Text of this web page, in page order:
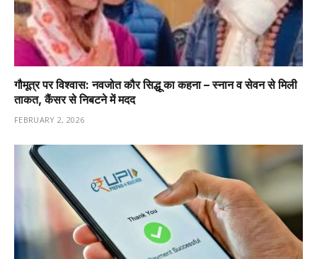
गौमूत्र पर विश्वास: नवजोत कौर सिद्धू का कहना – स्नान व सेवन से मिली
ताकत, कैंसर से निबटने में मदद
FEBRUARY 2, 2026